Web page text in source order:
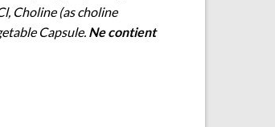
Choline (as choline
Capsule. Ne contient